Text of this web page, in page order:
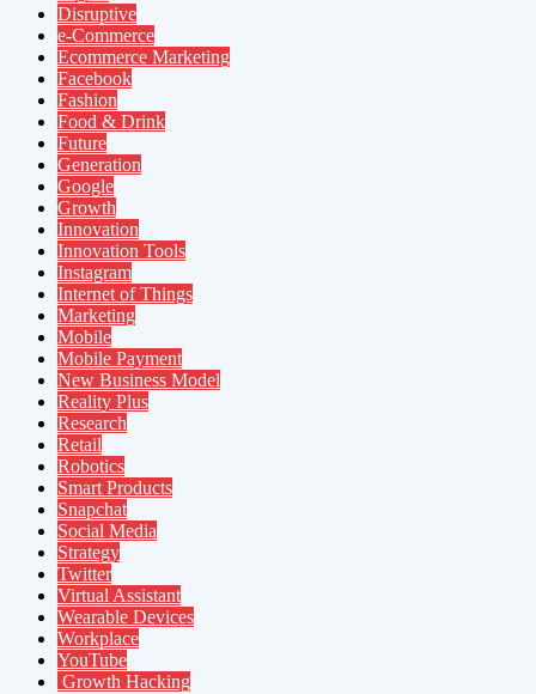
Disruptive
e-Commerce
Ecommerce Marketing
Facebook
Fashion
Food & Drink
Future
Generation
Google
Growth
Innovation
Innovation Tools
Instagram
Internet of Things
Marketing
Mobile
Mobile Payment
New Business Model
Reality Plus
Research
Retail
Robotics
Smart Products
Snapchat
Social Media
Strategy
Twitter
Virtual Assistant
Wearable Devices
Workplace
YouTube
Growth Hacking